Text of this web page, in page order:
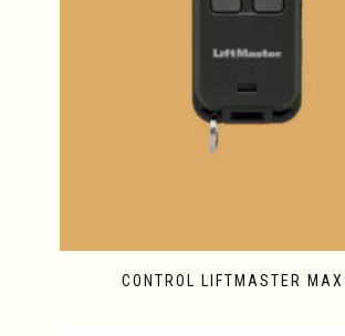
CONTROL LIFTMASTER